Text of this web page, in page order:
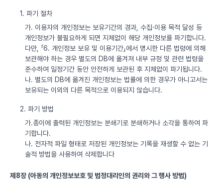
1. 파기 절차
가. 이용자의 개인정보는 보유기간의 경과, 수집·이용 목적 달성 등
개인정보가 불필요하게 되면 지체없이 해당 개인정보를 파기합니다.
다만, 「6. 개인정보 보유 및 이용기간」에서 명시한 다른 법령에 의해
보관해야 하는 경우 별도의 DB에 옮겨져 내부 규정 및 관련 법령을
준수하여 일정기간 동안 안전하게 보관된 후 지체없이 파기됩니다.
나. 별도의 DB에 옮겨진 개인정보는 법률에 의한 경우가 아니고서는
보유되는 이외의 다른 목적으로 이용되지 않습니다.
2. 파기 방법
가.종이에 출력된 개인정보는 분쇄기로 분쇄하거나 소각을 통하여 파
기합니다.
나. 전자적 파일 형태로 저장된 개인정보는 기록을 재생할 수 없는 기
술적 방법을 사용하여 삭제합니다
제8장 (아동의 개인정보보호 및 법정대리인의 권리와 그 행사 방법)